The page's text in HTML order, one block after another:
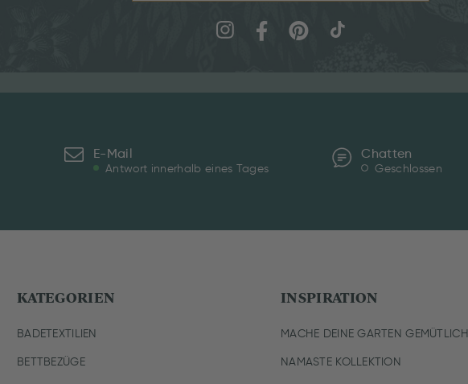
E-Mail
Antwort innerhalb eines Tages
Chatten
Geschlossen
KATEGORIEN
BADETEXTILIEN
BETTBEZÜGE
INSPIRATION
MACHE DEINE GARTEN GEMÜTLICH
NAMASTE KOLLEKTION